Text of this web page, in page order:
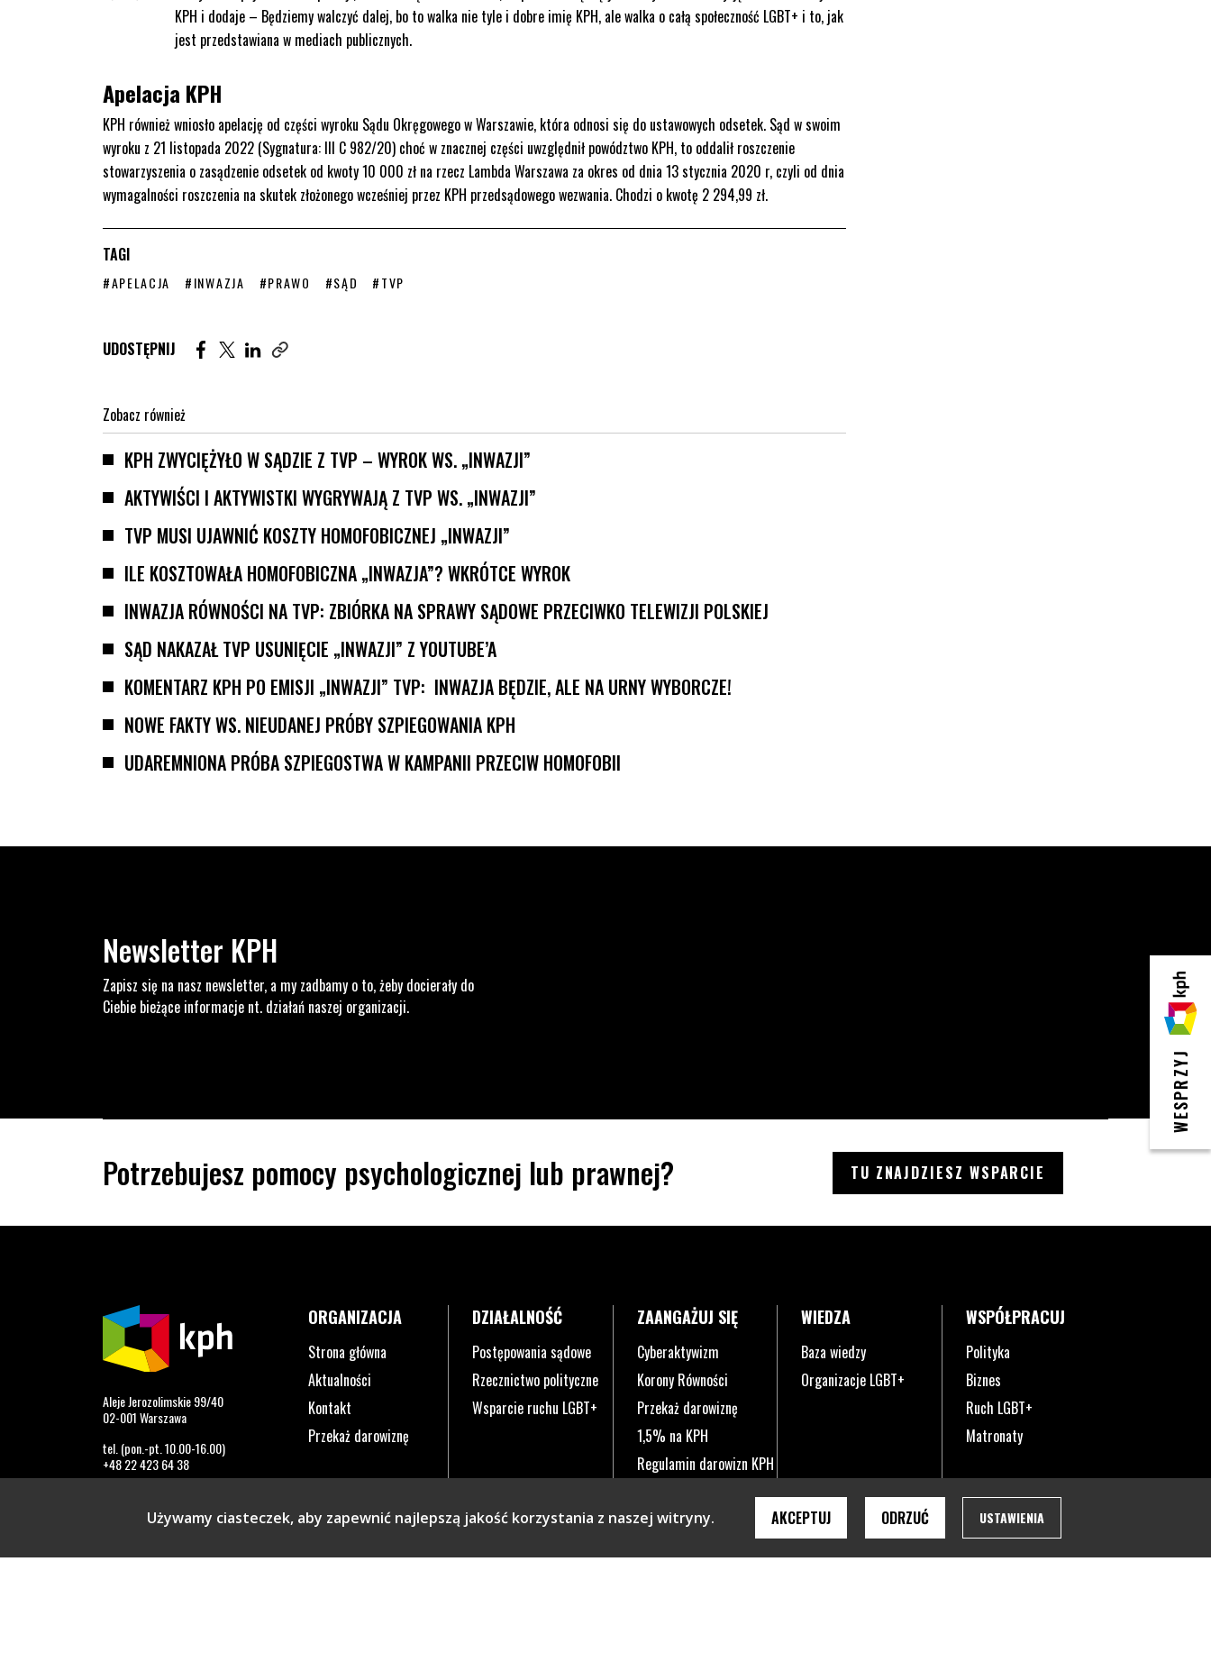
WESPRZYJ
KPH
KPH i dodaje – Będziemy walczyć dalej, bo to walka nie tyle i dobre imię KPH, ale walka o całą społeczność LGBT+ i to, jak
jest przedstawiana w mediach publicznych.
Apelacja KPH
KPH również wniosło apelację od części wyroku Sądu Okręgowego w Warszawie, która odnosi się do ustawowych odsetek. Sąd w swoim
wyroku z 21 listopada 2022 (Sygnatura: III C 982/20) choć w znacznej części uwzględnił powództwo KPH, to oddalił roszczenie
stowarzyszenia o zasądzenie odsetek od kwoty 10 000 zł na rzecz Lambda Warszawa za okres od dnia 13 stycznia 2020 r, czyli od dnia
wymagalności roszczenia na skutek złożonego wcześniej przez KPH przedsądowego wezwania. Chodzi o kwotę 2 294,99 zł.
TAGI
STRONA TAGU WPISÓW
#APELACJA STRONA TAGU WPISÓW
#INWAZJA STRONA TAGU WPISÓW
#PRAWO STRONA TAGU WPISÓW
#SĄD STRONA TAGU WPISÓW
#TVP
UDOSTĘPNIJ Udostępnij artykuł na Facebook. Strona otwiera się w nowym oknie.
Udostępnij artykuł na Twitter. Strona otwiera się w nowym oknie.
Udostępnij artykuł na Linkedin. Strona otwiera się w nowym oknie.
Zobacz również
KPH ZWYCIĘŻYŁO W SĄDZIE Z TVP – WYROK WS. „INWAZJI”
AKTYWIŚCI I AKTYWISTKI WYGRYWAJĄ Z TVP WS. „INWAZJI”
TVP MUSI UJAWNIĆ KOSZTY HOMOFOBICZNEJ „INWAZJI”
ILE KOSZTOWAŁA HOMOFOBICZNA „INWAZJA”? WKRÓTCE WYROK
INWAZJA RÓWNOŚCI NA TVP: ZBIÓRKA NA SPRAWY SĄDOWE PRZECIWKO TELEWIZJI POLSKIEJ
SĄD NAKAZAŁ TVP USUNIĘCIE „INWAZJI” Z YOUTUBE’A
KOMENTARZ KPH PO EMISJI „INWAZJI” TVP: INWAZJA BĘDZIE, ALE NA URNY WYBORCZE!
NOWE FAKTY WS. NIEUDANEJ PRÓBY SZPIEGOWANIA KPH
UDAREMNIONA PRÓBA SZPIEGOSTWA W KAMPANII PRZECIW HOMOFOBII
Newsletter KPH
Zapisz się na nasz newsletter, a my zadbamy o to, żeby docierały do
Ciebie bieżące informacje nt. działań naszej organizacji.
Potrzebujesz pomocy psychologicznej lub prawnej? TU ZNAJDZIESZ WSPARCIE
Aleje Jerozolimskie 99/40
02-001 Warszawa
tel. (pon.-pt. 10.00-16.00)
+48 22 423 64 38
ORGANIZACJA
Strona główna
Aktualności
Kontakt
Przekaż darowiznę
DZIAŁALNOŚĆ
Postępowania sądowe
Rzecznictwo polityczne
Wsparcie ruchu LGBT+
ZAANGAŻUJ SIĘ
Cyberaktywizm
Korony Równości
Przekaż darowiznę
1,5% na KPH
Regulamin darowizn KPH
WIEDZA
Baza wiedzy
Organizacje LGBT+
WSPÓŁPRACUJ
Polityka
Biznes
Ruch LGBT+
Matronaty
Używamy ciasteczek, aby zapewnić najlepszą jakość korzystania z naszej witryny. AKCEPTUJ ODRZUĆ USTAWIENIA